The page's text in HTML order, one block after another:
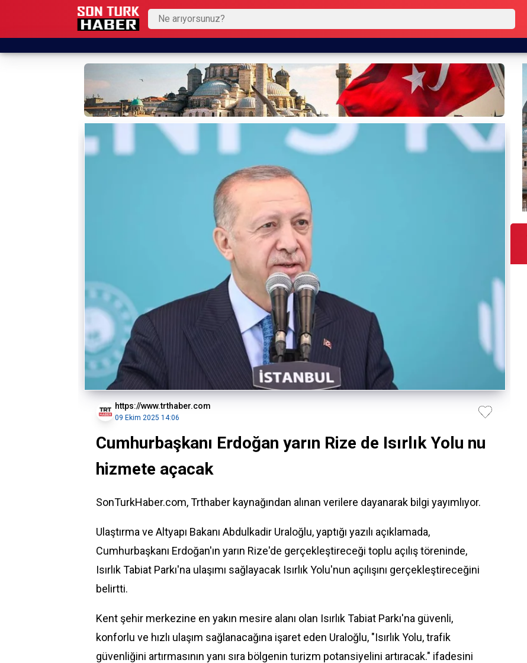
https://www.trthaber.com
09 Ekim 2025 14:06
Cumhurbaşkanı Erdoğan yarın Rize de Isırlık Yolu nu
hizmete açacak
SonTurkHaber.com, Trthaber kaynağından alınan verilere dayanarak bilgi yayımlıyor.
Ulaştırma ve Altyapı Bakanı Abdulkadir Uraloğlu, yaptığı yazılı açıklamada,
Cumhurbaşkanı Erdoğan'ın yarın Rize'de gerçekleştireceği toplu açılış töreninde,
Isırlık Tabiat Parkı'na ulaşımı sağlayacak Isırlık Yolu'nun açılışını gerçekleştireceğini
belirtti.
Kent şehir merkezine en yakın mesire alanı olan Isırlık Tabiat Parkı'na güvenli,
konforlu ve hızlı ulaşım sağlanacağına işaret eden Uraloğlu, "Isırlık Yolu,trafik
güvenliğini artırmasının yanı sıra bölgenin turizm potansiyelini artıracak." ifadesini